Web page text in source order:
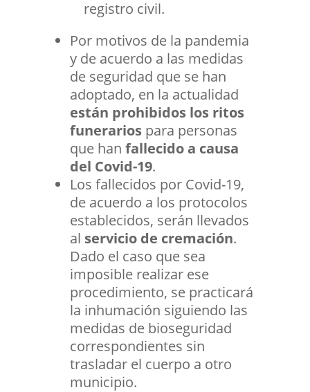
registro civil.
Por motivos de la pandemia
y de acuerdo a las medidas
de seguridad que se han
adoptado, en la actualidad
están prohibidos los ritos
funerarios para personas
que han fallecido a causa
del Covid-19.
Los fallecidos por Covid-19,
de acuerdo a los protocolos
establecidos, serán llevados
al servicio de cremación.
Dado el caso que sea
imposible realizar ese
procedimiento, se practicará
la inhumación siguiendo las
medidas de bioseguridad
correspondientes sin
trasladar el cuerpo a otro
municipio.